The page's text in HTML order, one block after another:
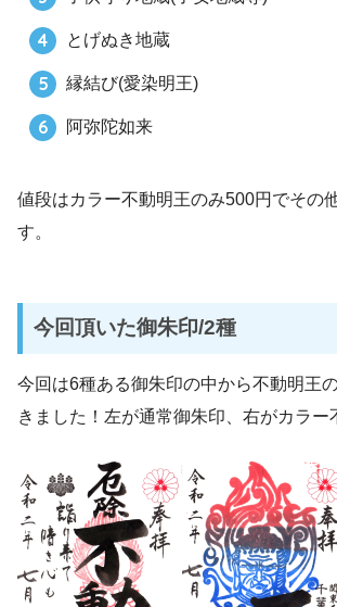
とげぬき地蔵
縁結び(愛染明王)
阿弥陀如来
値段はカラー不動明王のみ500円でその
す。
今回頂いた御朱印/2種
今回は6種ある御朱印の中から不動明王
きました！左が通常御朱印、右がカラー